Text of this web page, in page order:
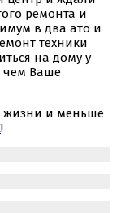
ремонта и
в два ато и
техники
на дому у
чем Ваше
жизни и меньше
!